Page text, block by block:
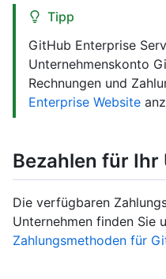
Tipp
GitHub Enterprise
Unternehmenskonto
Rechnungen und
Enterprise Website
Bezahlen für Ihr
Die verfügbaren
Unternehmen finden Sie
Zahlungsmethoden für